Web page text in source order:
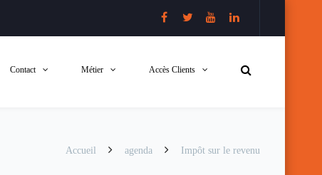
Contact Métier Accès Clients
Accueil agenda Impôt sur le revenu